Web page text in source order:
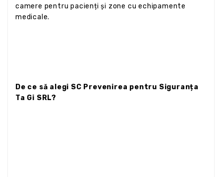
camere pentru pacienți și zone cu echipamente
medicale.
De ce să alegi SC Prevenirea pentru Siguranța
Ta Gi SRL?